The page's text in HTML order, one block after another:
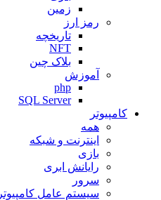
زمین
رمز ارز
تاریخچه
NFT
بلاک چین
آموزش
php
SQL Server
کامپیوتر
همه
اینترنت و شبکه
بازی
رایانش ابری
سرور
سیستم عامل کامپیوتر